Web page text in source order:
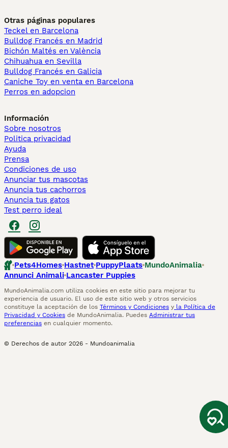
Otras páginas populares
Teckel en Barcelona
Bulldog Francés en Madrid
Bichón Maltés en València
Chihuahua en Sevilla
Bulldog Francés en Galicia
Caniche Toy en venta en Barcelona
Perros en adopcion
Información
Sobre nosotros
Politica privacidad
Ayuda
Prensa
Condiciones de uso
Anunciar tus mascotas
Anuncia tus cachorros
Anuncia tus gatos
Test perro ideal
Pets4Homes Hastnet PuppyPlaats MundoAnimalia
Annunci Animali Lancaster Puppies
MundoAnimalia.com utiliza cookies en este sitio para mejorar tu
experiencia de usuario. El uso de este sitio web y otros servicios
constituye la aceptación de los Términos y Condiciones y la Política de
Privacidad y Cookies de MundoAnimalia. Puedes Administrar tus
preferencias en cualquier momento.
© Derechos de autor 2026 - Mundoanimalia